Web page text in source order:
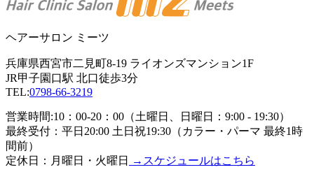
ヘアーサロン ミーツ
兵庫県西宮市二見町8-19 ライオンズマンション1F
JR甲子園口駅 北口徒歩3分
TEL:0798-66-3219
営業時間:10：00-20：00（土曜日、日曜日：9:00 - 19:30）
最終受付：平日20:00 土日祝19:30（カラー・パーマ 最終1時
間前）
定休日：月曜日・火曜日
→スケジュールはこちら